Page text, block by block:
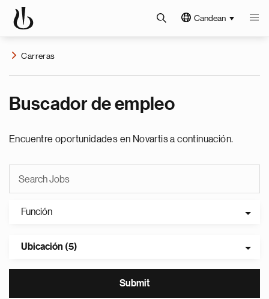
Candean
Carreras
Buscador de empleo
Encuentre oportunidades en Novartis a continuación.
Función
Ubicación (5)